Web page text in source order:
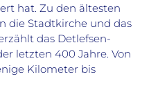
hat. Zu den ältesten
die Stadtkirche und das
das Detlefsen-
letzten 400 Jahre. Von
Kilometer bis